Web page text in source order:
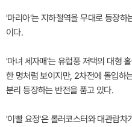
'마리아'는 지하철역을 무대로 등장하
이다.
'마녀 세자매'는 유럽풍 저택의 대형
한 명처럼 보이지만, 2차전에 돌입하
분리 등장하는 반전을 품고 있다.
'이빨 요정'은 롤러코스터와 대관람차